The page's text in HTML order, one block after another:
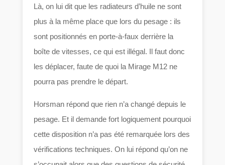
Là, on lui dit que les radiateurs d’huile ne sont
plus à la même place que lors du pesage : ils
sont positionnés en porte-à-faux derrière la
boîte de vitesses, ce qui est illégal. Il faut donc
les déplacer, faute de quoi la Mirage M12 ne
pourra pas prendre le départ.
Horsman répond que rien n’a changé depuis le
pesage. Et il demande fort logiquement pourquoi
cette disposition n’a pas été remarquée lors des
vérifications techniques. On lui répond qu’on ne